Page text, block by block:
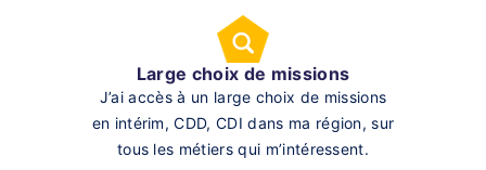
Large choix de missions
J’ai accès à un large choix de missions
en intérim, CDD, CDI dans ma région, sur
tous les métiers qui m’intéressent.